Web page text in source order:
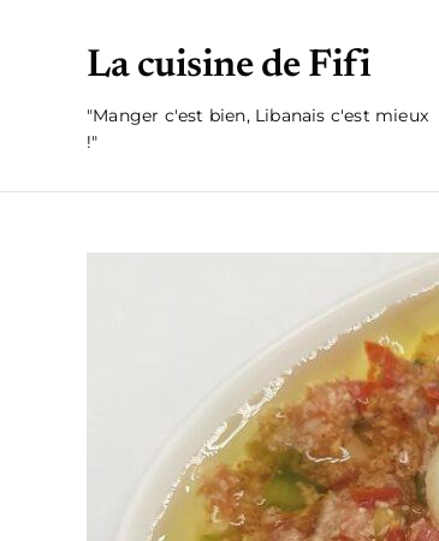
La cuisine de Fifi
"Manger c'est bien, Libanais c'est mieux
!"